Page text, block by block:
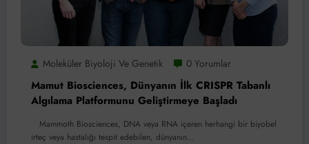
Moleküler Biyoloji Ve Genetik 0 Yorumlar
Mamut Biosciences, Dünyanın İlk CRISPR Tabanlı
Algılama Platformunu Geliştirmeye Başladı
Mammoth Biosciences, DNA veya RNA içeren herhangi bir biyobel
irteç veya hastalığı tespit edebilen, dünyanın…